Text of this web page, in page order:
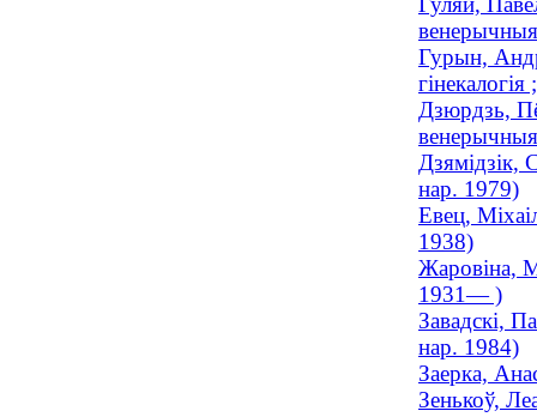
Гурын,
Дзюрдзь,
Дзямідзік,
нар. 1979)
Евец,
1938)
Жаровіна,
1931— )
Завадскі,
нар. 1984)
Заерка,
Зенькоў,